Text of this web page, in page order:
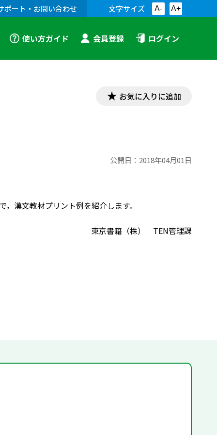
ポート・お問い合わせ 文字サイズ A- A+
使い方ガイド 会員登録 ログイン
お気に入りに追加
公開日： 2018年04月01日
漢文教材プリント例を紹介します。
東京書籍（株） TEN管理課